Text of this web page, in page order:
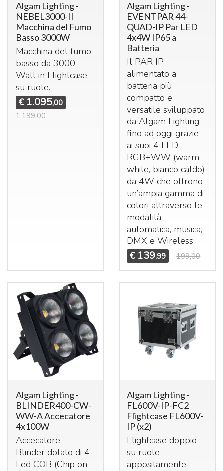
Algam Lighting -
NEBEL3000-II
Macchina del Fumo
Basso 3000W
Macchina del fumo
basso da 3000
Watt in Flightcase
su ruote.
€ 1.095,00
1.199,00
Algam Lighting -
EVENTPAR 44-
QUAD-IP Par LED
4x4W IP65 a
Batteria
Il PAR IP
alimentato a
batteria più
compatto e
versatile sviluppato
da Algam Lighting
fino ad oggi grazie
ai suoi 4 LED
RGB+WW (warm
white, bianco caldo)
da 4W che offrono
un’ampia gamma di
colori attraverso le
modalità
automatica, musica,
DMX e Wireless
€ 139,99 199,00
Algam Lighting -
BLINDER400-CW-
WW-A Accecatore
4x100W
Accecatore –
Blinder dotato di 4
Led COB (Chip on
Algam Lighting -
FL600V-IP-FC2
Flightcase FL600V-
IP (x2)
Flightcase doppio
su ruote
appositamente